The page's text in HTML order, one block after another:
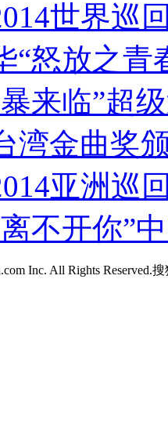
世界巡
“怒放之青
来临”超
湾金曲奖
亚洲巡
不开你”
Inc. All Rights Reserved.